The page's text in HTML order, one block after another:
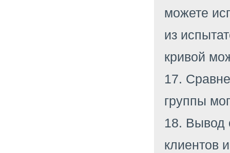
можете
из
кривой
17.
группы
18. Вывод
клиентов